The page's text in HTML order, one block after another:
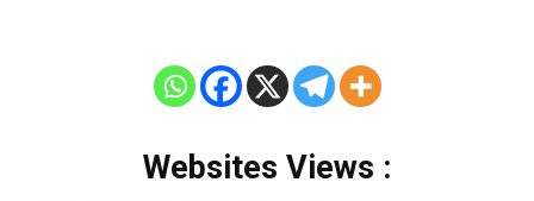
Websites Views :